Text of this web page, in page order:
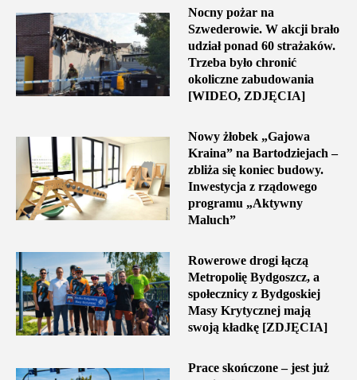
Nocny pożar na
Szwederowie. W akcji brało
udział ponad 60 strażaków.
Trzeba było chronić
okoliczne zabudowania
[WIDEO, ZDJĘCIA]
Nowy żłobek „Gajowa
Kraina” na Bartodziejach –
zbliża się koniec budowy.
Inwestycja z rządowego
programu „Aktywny
Maluch”
Rowerowe drogi łączą
Metropolię Bydgoszcz, a
społecznicy z Bydgoskiej
Masy Krytycznej mają
swoją kładkę [ZDJĘCIA]
Prace skończone – jest już